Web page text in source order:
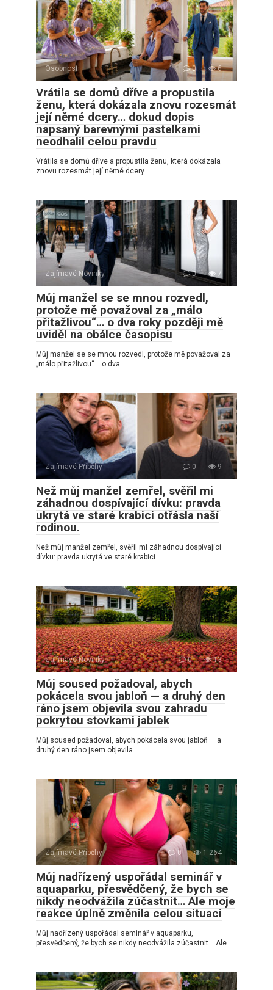
Osobnosti 0 6
Vrátila se domů dříve a propustila
ženu, která dokázala znovu rozesmát
její němé dcery… dokud dopis
napsaný barevnými pastelkami
neodhalil celou pravdu
Vrátila se domů dříve a propustila ženu, která dokázala
znovu rozesmát její němé dcery…
Zajímavé Novinky 0 7
Můj manžel se se mnou rozvedl,
protože mě považoval za „málo
přitažlivou“… o dva roky později mě
uviděl na obálce časopisu
Můj manžel se se mnou rozvedl, protože mě považoval za
„málo přitažlivou“… o dva
Zajímavé Příběhy 0 9
Než můj manžel zemřel, svěřil mi
záhadnou dospívající dívku: pravda
ukrytá ve staré krabici otřásla naší
rodinou.
Než můj manžel zemřel, svěřil mi záhadnou dospívající
dívku: pravda ukrytá ve staré krabici
Zajímavé Novinky 0 13
Můj soused požadoval, abych
pokácela svou jabloň — a druhý den
ráno jsem objevila svou zahradu
pokrytou stovkami jablek
Můj soused požadoval, abych pokácela svou jabloň — a
druhý den ráno jsem objevila
Zajímavé Příběhy 0 1 264
Můj nadřízený uspořádal seminář v
aquaparku, přesvědčený, že bych se
nikdy neodvážila zúčastnit… Ale moje
reakce úplně změnila celou situaci
Můj nadřízený uspořádal seminář v aquaparku,
přesvědčený, že bych se nikdy neodvážila zúčastnit… Ale